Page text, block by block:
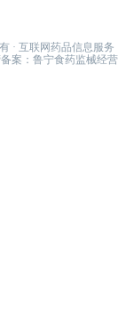
· 互联网药品信息服务
案：鲁宁食药监械经营